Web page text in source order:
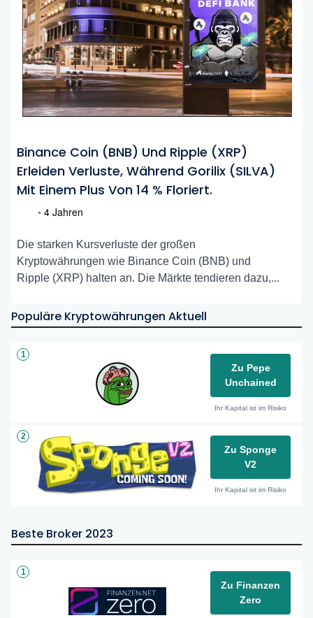
Binance Coin (BNB) Und Ripple (XRP)
Erleiden Verluste, Während Gorilix (SILVA)
Mit Einem Plus Von 14 % Floriert.
• 4 Jahren
Die starken Kursverluste der großen
Kryptowährungen wie Binance Coin (BNB) und
Ripple (XRP) halten an. Die Märkte tendieren dazu,...
Populäre Kryptowährungen Aktuell
1
Zu Pepe
Unchained
Ihr Kapital ist im Risiko
2
Zu Sponge
V2
Ihr Kapital ist im Risiko
Beste Broker 2023
1
Zu Finanzen
Zero